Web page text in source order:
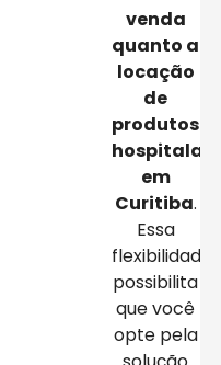
venda
quanto a
locação
de
produtos
hospitalares
em
Curitiba.
Essa
flexibilidade
possibilita
que você
opte pela